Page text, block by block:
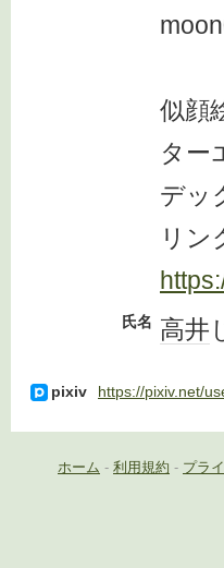
似顔
ター
デッ
リン
氏名 高井
pixiv https://pixiv.net/
ホーム - 利用規約 - プラ